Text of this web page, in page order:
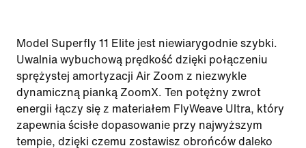
Model Superfly 11 Elite jest niewiarygodnie szybki.
Uwalnia wybuchową prędkość dzięki połączeniu
sprężystej amortyzacji Air Zoom z niezwykle
dynamiczną pianką ZoomX. Ten potężny zwrot
energii łączy się z materiałem FlyWeave Ultra, który
zapewnia ścisłe dopasowanie przy najwyższym
tempie, dzięki czemu zostawisz obrońców daleko